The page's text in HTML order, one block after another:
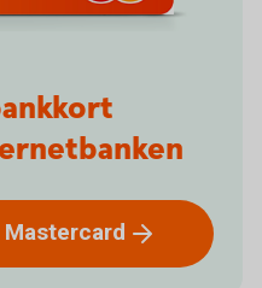
Mastercard